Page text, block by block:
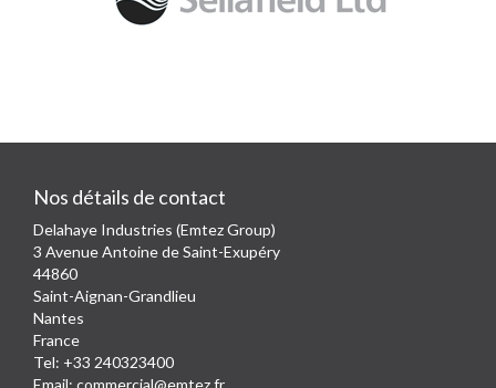
Nos détails de contact
Delahaye Industries (Emtez Group)
3 Avenue Antoine de Saint-Exupéry
44860
Saint-Aignan-Grandlieu
Nantes
France
Tel: +33 240323400